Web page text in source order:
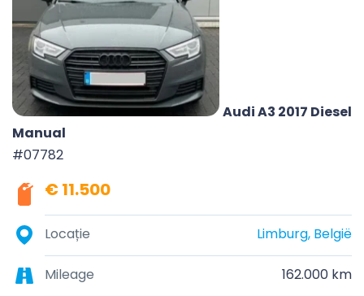
Audi A3 2017 Diesel
Manual
#07782
€ 11.500
Locație Limburg, België
Mileage 162.000 km